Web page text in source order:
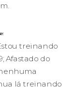
treinando
Afastado do
lá treinando